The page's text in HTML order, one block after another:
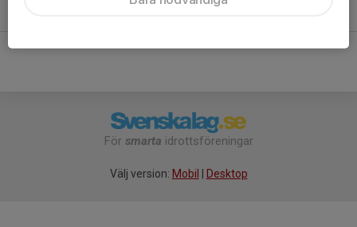
Nils Cordts Lidefelt
För smarta idrottsföreningar
Välj version: Mobil Desktop